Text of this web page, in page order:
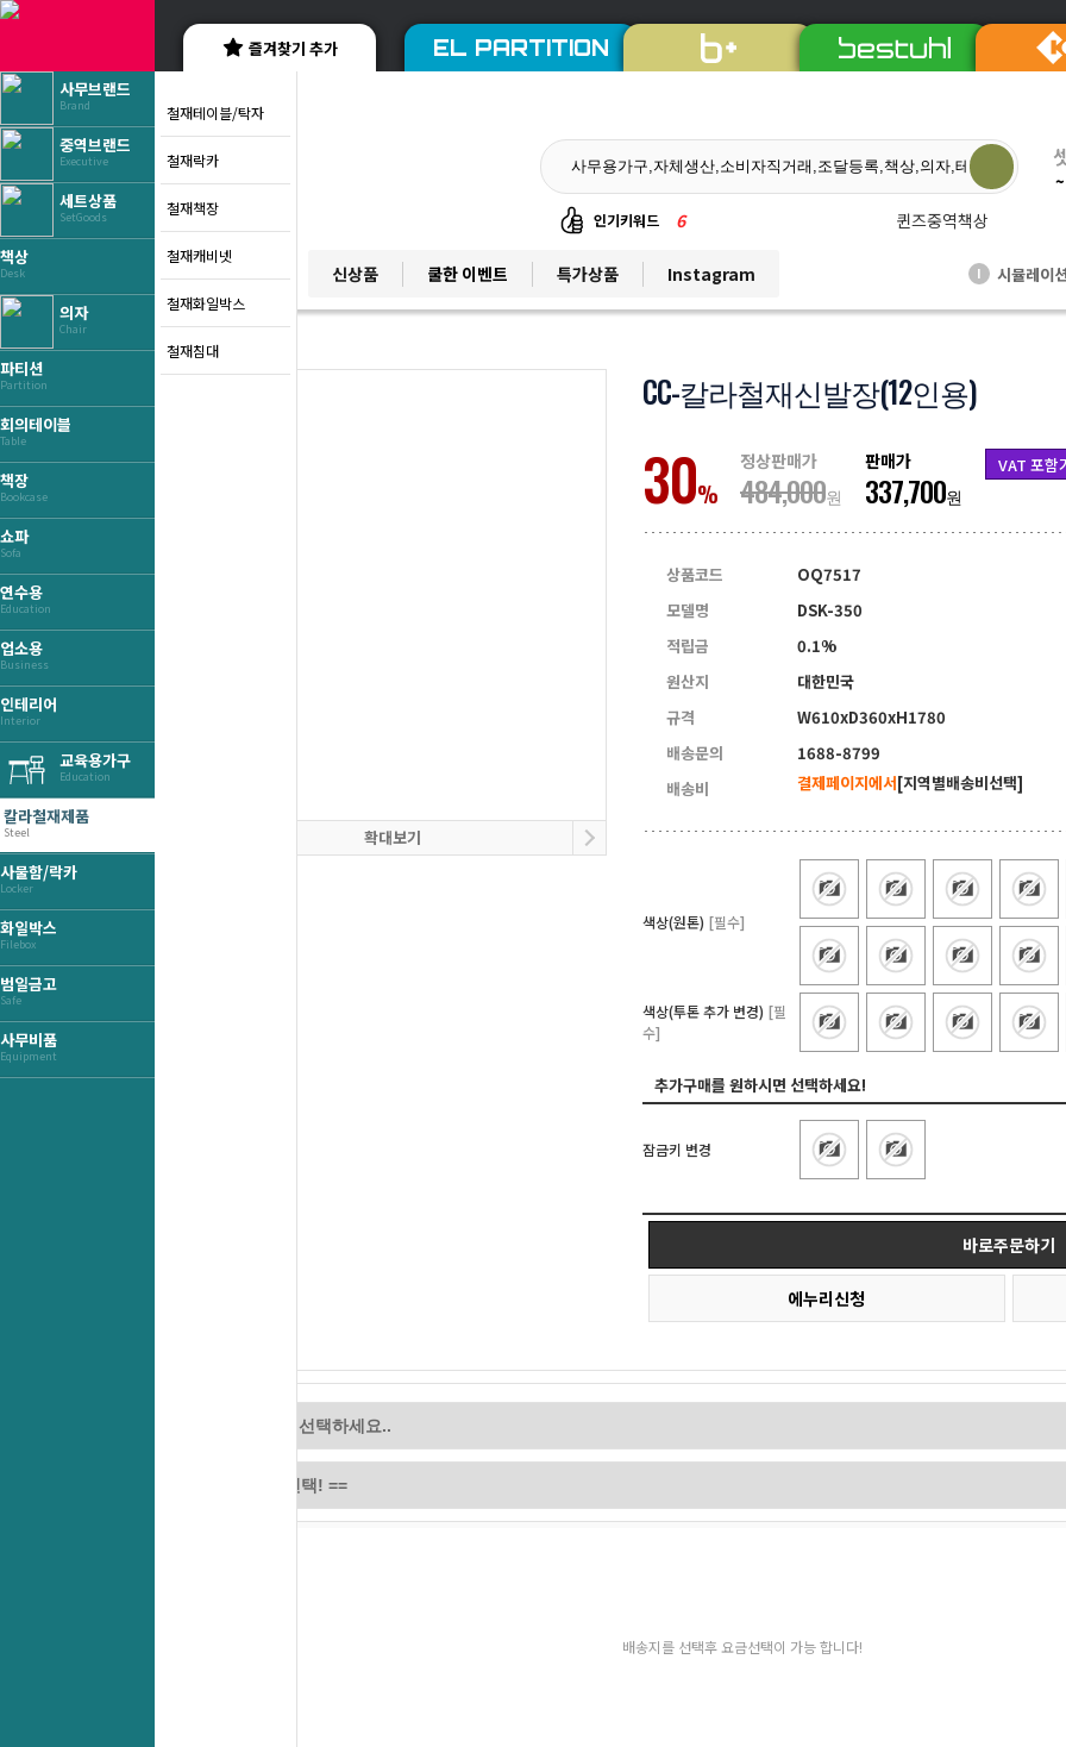
사무브랜드
Brand
중역브랜드
Executive
세트상품
SetGoods
책상
Desk
의자
Chair
파티션
Partition
회의테이블
Table
책장
Bookcase
쇼파
Sofa
연수용
Education
업소용
Business
인테리어
Interior
교육용가구
Education
칼라철재제품
Steel
사물함/락카
Locker
화일박스
Filebox
범일금고
Safe
사무비품
Equipment
철재테이블/탁자
철재락카
철재책장
철재캐비넷
철재화일박스
철재침대
즐겨찾기 추가 EL PARTITION
인기키워드 6
퀸즈중역책상
듀오백체어
1
비플러스의자
칼라철재
3
세트상품
5
YES BRAND
베스트 브랜드 신상품 쿨한 이벤트 특가상품 Instagram I 시뮬레이션
확대보기
CC-칼라철재신발장(12인용)
30%
정상판매가
484,000원
판매가
337,700원
VAT 포함
상품코드
OQ7517
모델명
DSK-350
적립금
0.1%
원산지
대한민국
규격
W610xD360xH1780
배송문의
1688-8799
배송비
결제페이지에서[지역별배송비선택]
색상(원톤) [필수]
색상(투톤 추가 변경) [필
수]
추가구매를 원하시면 선택하세요!
잠금키 변경
바로주문하기
에누리신청
배송지를 선택후 요금선택이 가능 합니다!